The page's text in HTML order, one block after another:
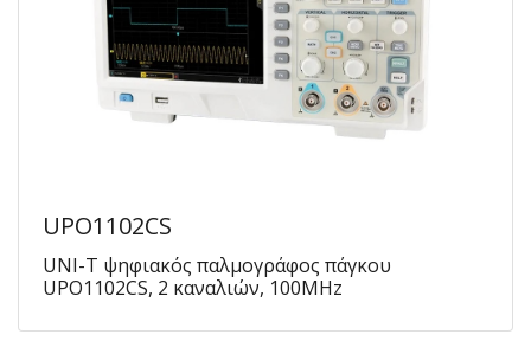
UPO1102CS
UNI-T ψηφιακός παλμογράφος πάγκου
UPO1102CS, 2 καναλιών, 100MHz